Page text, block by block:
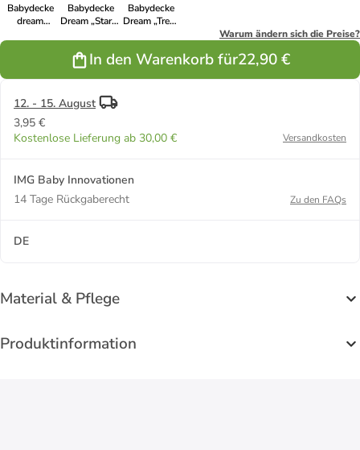
Babydecke
dream
Babydecke
Dream „Stars"
Babydecke
Dream „Tree"
Warum ändern sich die Preise?
In den Warenkorb für22,90 €
12. - 15. August
3,95 €
Kostenlose Lieferung ab 30,00 €
Versandkosten
IMG Baby Innovationen
14 Tage Rückgaberecht
Zu den FAQs
DE
Material & Pflege
Produktinformation